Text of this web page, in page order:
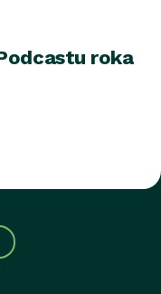
roka